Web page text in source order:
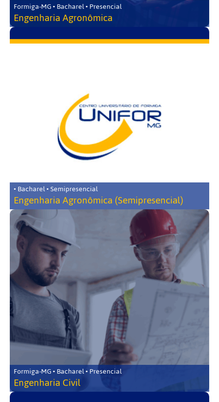
Formiga-MG • Bacharel • Presencial
Engenharia Agronômica
• Bacharel • Semipresencial
Engenharia Agronômica (Semipresencial)
Formiga-MG • Bacharel • Presencial
Engenharia Civil